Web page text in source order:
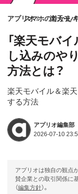
アプリオスマホのりかえ
楽天モ
「楽天モバイ
し込みのや
方法とは？
楽天モバイル＆楽
する方法
アプリオ編集部
2026-07-10
アプリオは独自の観点
賛企業との取引関係に
（編集方針）。